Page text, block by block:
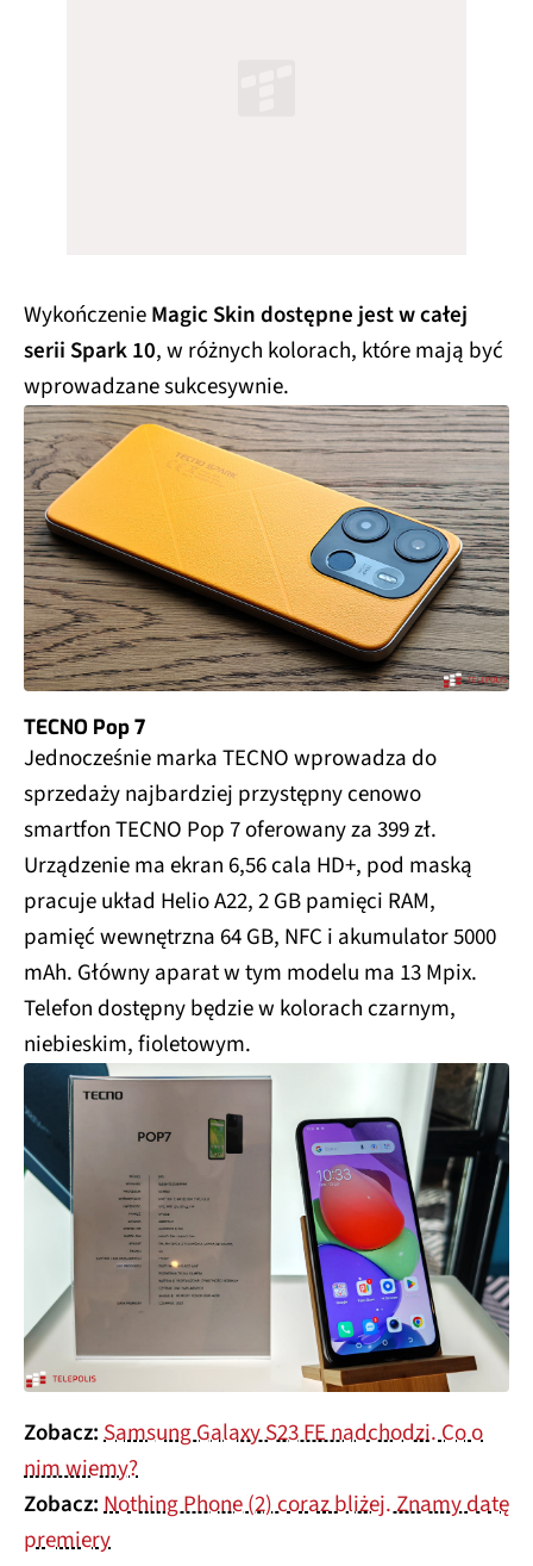
WykończenieMagic Skin dostępne jest w całej
serii Spark 10, w różnych kolorach, które mają być
wprowadzane sukcesywnie.
TECNO Pop 7
Jednocześnie marka TECNO wprowadza do
sprzedaży najbardziej przystępny cenowo
smartfon TECNO Pop 7 oferowany za 399 zł.
Urządzenie ma ekran 6,56 cala HD+, pod maską
pracuje układ Helio A22, 2 GB pamięci RAM,
pamięć wewnętrzna 64 GB, NFC i akumulator 5000
mAh. Główny aparat w tym modelu ma 13 Mpix.
Telefon dostępny będzie w kolorach czarnym,
niebieskim, fioletowym.
Zobacz:Samsung Galaxy S23 FE nadchodzi. Co o
nim wiemy?
Zobacz:Nothing Phone (2) coraz bliżej. Znamy datę
premiery